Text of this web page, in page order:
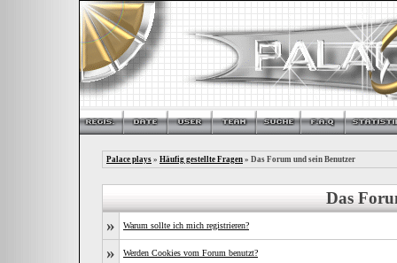
Palace plays » Häufig gestellte Fragen » Das Forum und sein Benutzer
Das
»
Warum sollte ich mich registrieren?
» Werden Cookies vom Forum benutzt?